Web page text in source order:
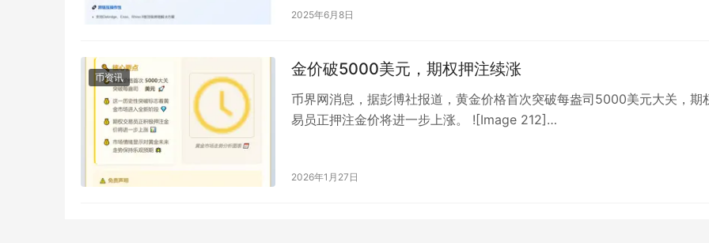
2025年6月8日
币资讯 金价破5000美元，期权押注续涨
币界网消息，据彭博社报道，黄金价格首次突破每盎司5000美元大关，期
易员正押注金价将进一步上涨。 ![Image 212]
2026年1月27日